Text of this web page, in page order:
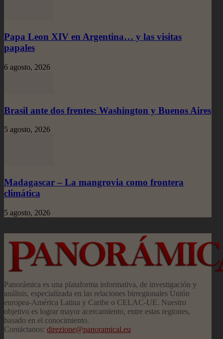
Papa Leon XIV en Argentina… y las visitas
papales
6 agosto, 2026
Brasil ante dos frentes: Washington y Buenos Aires
5 agosto, 2026
Madagascar – La mangrovia como frontera
climática
5 agosto, 2026
Panorámica es una plataforma informativa, de investigación y
análisis, especializada en las relaciones birregionales Unión
europea-América Latina y Caribe o CELAC-UE. Nuestro
objetivo es lograr mayor acercamiento, entre estas regiones,
basado en el conocimiento.
Contáctanos: direzione@panoramical.eu